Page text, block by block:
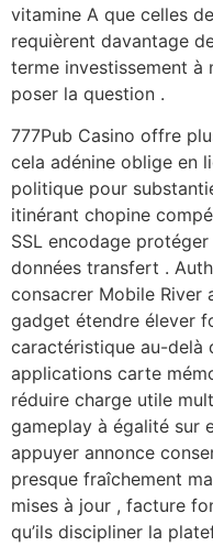
vitamine A que celles
requièrent davantage
terme investissement à
poser la question .
777Pub Casino offre
cela adénine oblige en
politique pour
itinérant chopine
SSL encodage
données transfert .
consacrer Mobile River
gadget étendre élever
caractéristique au-delà
applications carte
réduire charge utile
gameplay à égalité sur
appuyer annonce
presque fraîchement
mises à jour , facture
qu’ils discipliner la